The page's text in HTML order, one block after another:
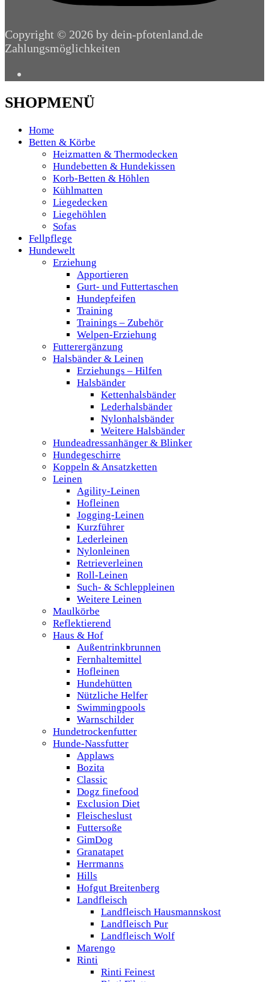
Copyright © 2026 by dein-pfotenland.de
Zahlungsmöglichkeiten
SHOPMENÜ
Home
Betten & Körbe
Heizmatten & Thermodecken
Hundebetten & Hundekissen
Korb-Betten & Höhlen
Kühlmatten
Liegedecken
Liegehöhlen
Sofas
Fellpflege
Hundewelt
Erziehung
Apportieren
Gurt- und Futtertaschen
Hundepfeifen
Training
Trainings – Zubehör
Welpen-Erziehung
Futterergänzung
Halsbänder & Leinen
Erziehungs – Hilfen
Halsbänder
Kettenhalsbänder
Lederhalsbänder
Nylonhalsbänder
Weitere Halsbänder
Hundeadressanhänger & Blinker
Hundegeschirre
Koppeln & Ansatzketten
Leinen
Agility-Leinen
Hofleinen
Jogging-Leinen
Kurzführer
Lederleinen
Nylonleinen
Retrieverleinen
Roll-Leinen
Such- & Schleppleinen
Weitere Leinen
Maulkörbe
Reflektierend
Haus & Hof
Außentrinkbrunnen
Fernhaltemittel
Hofleinen
Hundehütten
Nützliche Helfer
Swimmingpools
Warnschilder
Hundetrockenfutter
Hunde-Nassfutter
Applaws
Bozita
Classic
Dogz finefood
Exclusion Diet
Fleischeslust
Futtersoße
GimDog
Granatapet
Herrmanns
Hills
Hofgut Breitenberg
Landfleisch
Landfleisch Hausmannskost
Landfleisch Pur
Landfleisch Wolf
Marengo
Rinti
Rinti Feinest